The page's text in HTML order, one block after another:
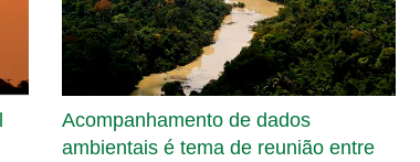
Acompanhamento de dados
ambientais é tema de reunião entre